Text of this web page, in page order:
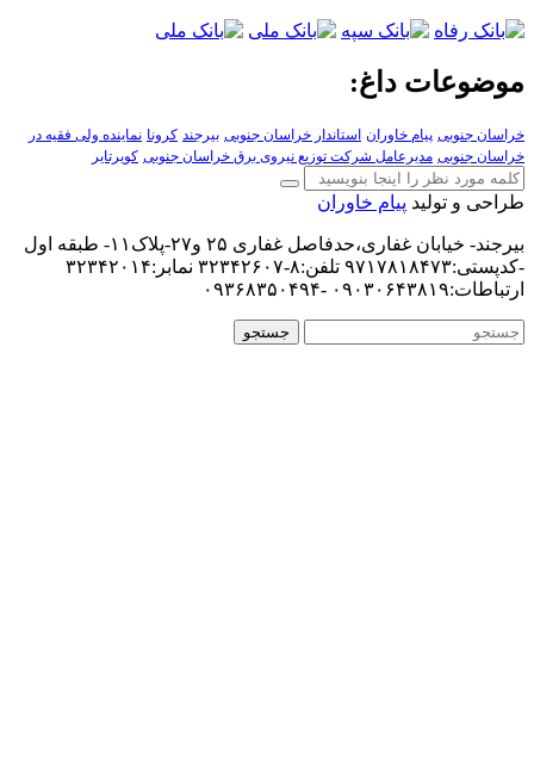
موضوعات داغ:
خراسان جنوبی پیام خاوران استاندار خراسان جنوبی بیرجند کرونا نماینده ولی فقیه در
خراسان جنوبی مدیرعامل شرکت توزیع نیروی برق خراسان جنوبی کویرتایر
طراحی و تولید پیام خاوران
بیرجند- خیابان غفاری،حدفاصل غفاری ۲۵ و۲۷-پلاک۱۱- طبقه اول
-کدپستی:۹۷۱۷۸۱۸۴۷۳ تلفن:۸-۳۲۳۴۲۶۰۷ نمابر:۳۲۳۴۲۰۱۴
ارتباطات:۰۹۰۳۰۶۴۳۸۱۹ -۰۹۳۶۸۳۵۰۴۹۴
جستجو